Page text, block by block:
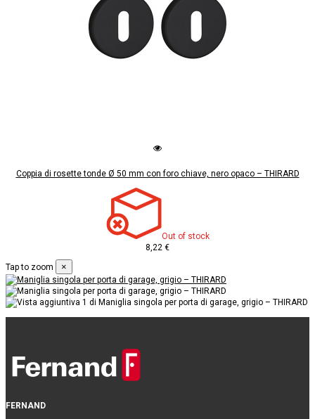
Coppia di rosette tonde Ø 50 mm con foro chiave, nero opaco – THIRARD
Out of stock
8,22 €
Tap to zoom
×
FERNAND